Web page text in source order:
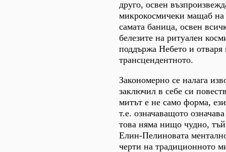
друго, освен
микрокосмичеки мащаб
самата баница, освен
белезите на ритуален
поддържа Небето и
трансцендентното.
Закономерно се налага
заключил в себе си
митът е не само форма,
т.е. означаващото
това няма нищо чудно,
Елин-Пелиновата
черти на традиционното